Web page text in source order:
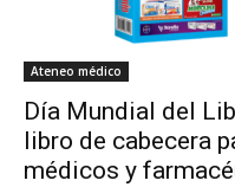
Ateneo médico
Día Mundial del
libro de cabecera
médicos y